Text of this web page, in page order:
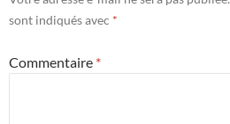
sont indiqués avec *
Commentaire *